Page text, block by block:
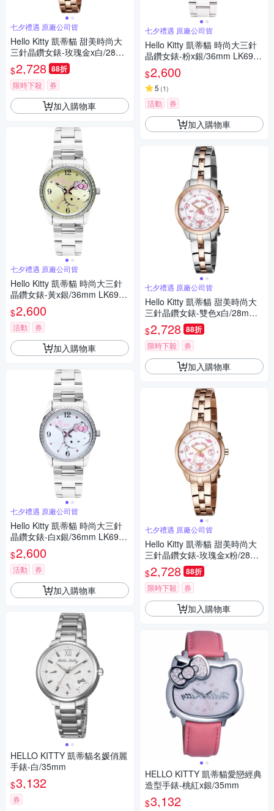
七夕禮遇 原廠公司貨
Hello Kitty 凱蒂貓 甜美時尚大
三針晶鑽女錶-玫瑰金x白/28m
m LK707LRWS-V 七夕寵愛季
送禮推薦
$2,728 88折
限時下殺 券
加入購物車
七夕禮遇 原廠公司貨
Hello Kitty 凱蒂貓 時尚大三針
晶鑽女錶-黃x銀/36mm LK691L
WYA-S 七夕寵愛季 送禮推薦
$2,600
活動 券
加入購物車
七夕禮遇 原廠公司貨
Hello Kitty 凱蒂貓 時尚大三針
晶鑽女錶-白x銀/36mm LK691L
WWA-S 七夕寵愛季 送禮推薦
$2,600
活動 券
加入購物車
HELLO KITTY 凱蒂貓名媛俏麗
手錶-白/35mm
$3,132
券
七夕禮遇 原廠公司貨
Hello Kitty 凱蒂貓 時尚大三針
晶鑽女錶-粉x銀/36mm LK691L
WPA-S 七夕寵愛季 送禮推薦
$2,600
5 (1)
活動 券
加入購物車
七夕禮遇 原廠公司貨
Hello Kitty 凱蒂貓 甜美時尚大
三針晶鑽女錶-雙色x白/28mm L
K707LTWS 七夕寵愛季 送禮推
薦
$2,728 88折
限時下殺 券
加入購物車
七夕禮遇 原廠公司貨
Hello Kitty 凱蒂貓 甜美時尚大
三針晶鑽女錶-玫瑰金x粉/28m
m LK707LRWS-P 七夕寵愛季
送禮推薦
$2,728 88折
限時下殺 券
加入購物車
HELLO KITTY 凱蒂貓愛戀經典
造型手錶-桃紅x銀/35mm
$3,132